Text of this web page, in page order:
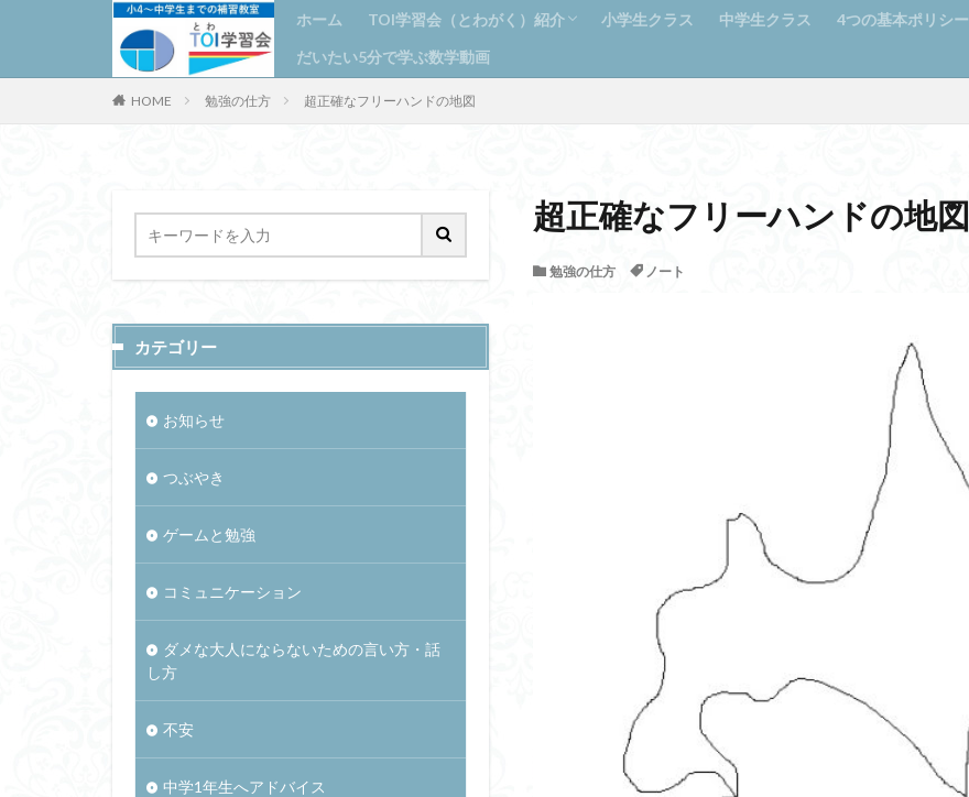
ホーム TOI学習会（とわがく）紹介
ＴＯＩ学習会（とわがく）とは
できる喜びを自信につなげる補習塾
授業コンセプト
学習の進め方について
学力UPにこだわるからこそ成績UPも期待で
きる!!
時間割 授業料
教室に入るまで
代表あいさつ
小学生クラス 中学生クラス 4つの基本ポリシー
だいたい5分で学ぶ数学動画
HOME 勉強の仕方 超正確なフリーハンドの地図
超正確なフリーハンドの地図
勉強の仕方 ノート
カテゴリー
お知らせ
つぶやき
ゲームと勉強
コミュニケーション
ダメな大人にならないための言い方・話
し方
不安
中学1年生へアドバイス